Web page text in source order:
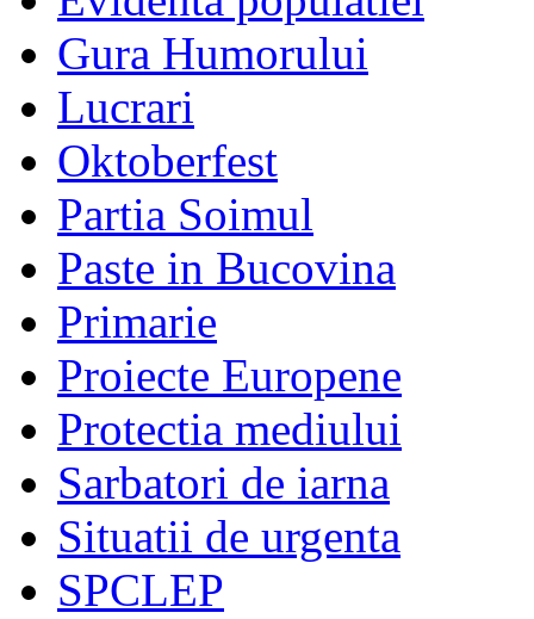
Gura Humorului
Lucrari
Oktoberfest
Partia Soimul
Paste in Bucovina
Primarie
Proiecte Europene
Protectia mediului
Sarbatori de iarna
Situatii de urgenta
SPCLEP